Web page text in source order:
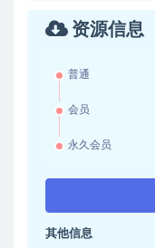
资源信息
普通
会员
永久会员
其他信息